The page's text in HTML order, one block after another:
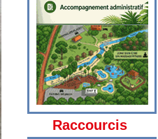
Raccourcis